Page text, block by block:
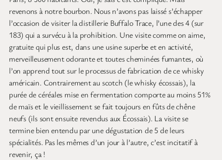
revenons à notre bourbon. Nous n’avons pas laissé s’échapper
l’occasion de visiter la distillerie Buffalo Trace, l’une des 4 (sur
183) qui a survécu à la prohibition. Une visite comme on aime,
gratuite qui plus est, dans une usine superbe et en activité,
merveilleusement odorante et toutes cheminées fumantes, où
l’on apprend tout sur le processus de fabrication de ce whisky
américain. Contrairement au scotch (le whisky écossais), la
purée de céréales mise en fermentation comporte au moins 51%
de maïs et le vieillissement se fait toujours en fûts de chêne
neufs (ils sont ensuite revendus aux Écossais). La visite se
termine bien entendu par une dégustation de 5 de leurs
spécialités. Pas les mêmes d’un jour à l’autre, c’est incitatif à
revenir, ça !